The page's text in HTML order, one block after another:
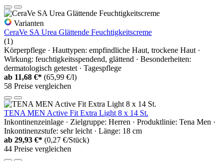
Varianten
CeraVe SA Urea Glättende Feuchtigkeitscreme
(1)
Körperpflege · Hauttypen: empfindliche Haut, trockene Haut ·
Wirkung: feuchtigkeitsspendend, glättend · Besonderheiten:
dermatologisch getestet · Tagespflege
ab 11,68 €* (65,99 €/l)
58 Preise vergleichen
TENA MEN Active Fit Extra Light 8 x 14 St.
Inkontinenzeinlage · Zielgruppe: Herren · Produktlinie: Tena Men ·
Inkontinenzstufe: sehr leicht · Länge: 18 cm
ab 29,93 €* (0,27 €/Stück)
44 Preise vergleichen